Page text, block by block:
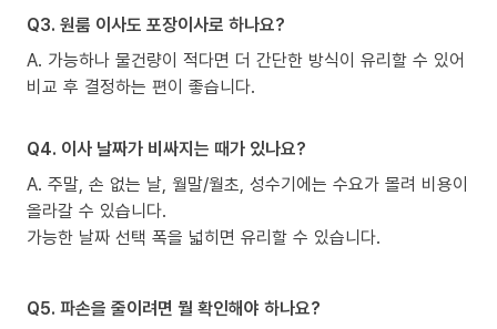
Q3. 원룸 이사도 포장이사로 하나요?
A. 가능하나 물건량이 적다면 더 간단한 방식이 유리할 수 있어
비교 후 결정하는 편이 좋습니다.
Q4. 이사 날짜가 비싸지는 때가 있나요?
A. 주말, 손 없는 날, 월말/월초, 성수기에는 수요가 몰려 비용이
올라갈 수 있습니다.
가능한 날짜 선택 폭을 넓히면 유리할 수 있습니다.
Q5. 파손을 줄이려면 뭘 확인해야 하나요?